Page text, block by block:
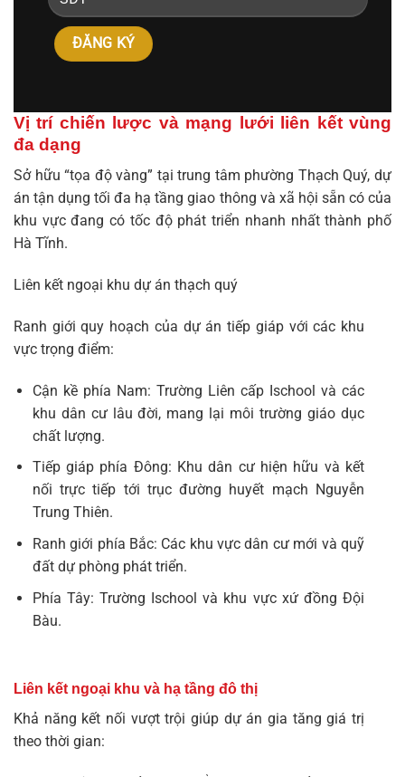
Vị trí chiến lược và mạng lưới liên kết vùng
đa dạng
Sở hữu “tọa độ vàng” tại trung tâm phường Thạch Quý, dự
án tận dụng tối đa hạ tầng giao thông và xã hội sẵn có của
khu vực đang có tốc độ phát triển nhanh nhất thành phố
Hà Tĩnh.
Liên kết ngoại khu dự án thạch quý
Ranh giới quy hoạch của dự án tiếp giáp với các khu
vực trọng điểm:
Cận kề phía Nam: Trường Liên cấp Ischool và các
khu dân cư lâu đời, mang lại môi trường giáo dục
chất lượng.
Tiếp giáp phía Đông: Khu dân cư hiện hữu và kết
nối trực tiếp tới trục đường huyết mạch Nguyễn
Trung Thiên.
Ranh giới phía Bắc: Các khu vực dân cư mới và quỹ
đất dự phòng phát triển.
Phía Tây: Trường Ischool và khu vực xứ đồng Đội
Bàu.
Liên kết ngoại khu và hạ tầng đô thị
Khả năng kết nối vượt trội giúp dự án gia tăng giá trị
theo thời gian: